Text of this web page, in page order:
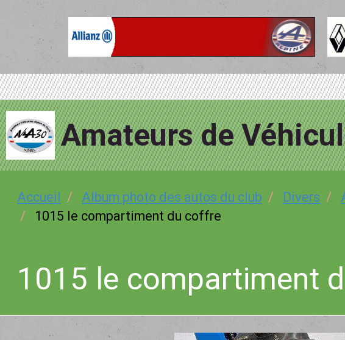
Amateurs de
Accueil Album photo des autos du club Divers
1015 le compartiment du coffre
1015 le compartiment